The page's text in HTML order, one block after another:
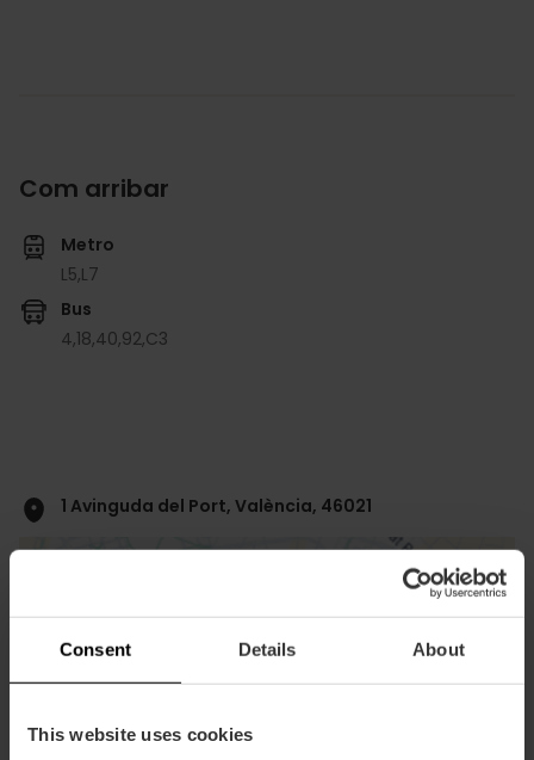
Consent Details About
This website uses cookies
Com arribar
Metro
L5,L7
Bus
4,18,40,92,C3
1 Avinguda del Port, València, 46021